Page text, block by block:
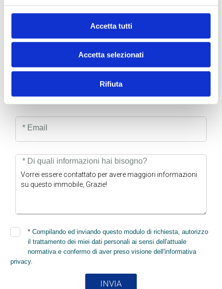
Accetta tutti
Accetta selezionati
Rifiuta
* Nome
* Email
* Di quali informazioni hai bisogno?
*Compilando ed inviando questo modulo di richiesta, autorizzo
il trattamento dei miei dati personali ai sensi dell'attuale
normativa e confermo di aver preso visione dell'informativa
privacy.
INVIA